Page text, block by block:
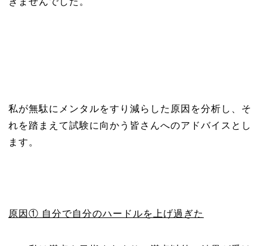
私が無駄にメンタルをすり減らした原因を分析し、そ
れを踏まえて試験に向かう皆さんへのアドバイスとし
ます。
原因① 自分で自分のハードルを上げ過ぎた